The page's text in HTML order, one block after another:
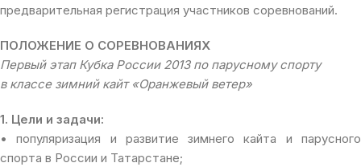
предварительная регистрация участников соревнований.
ПОЛОЖЕНИЕ О СОРЕВНОВАНИЯХ
Первый этап Кубка России 2013 по парусному спорту
в классе зимний кайт «Оранжевый ветер»
1. Цели и задачи:
• популяризация и развитие зимнего кайта и парусного
спорта в России и Татарстане;